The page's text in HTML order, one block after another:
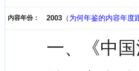
内容年份： 2003 （为何年鉴的内容年度
一、《中